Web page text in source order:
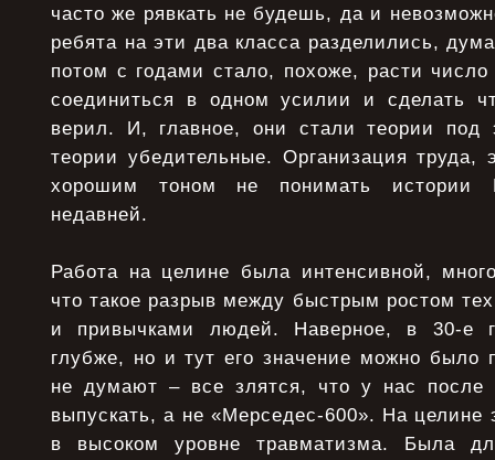
часто же рявкать не будешь, да и
ребята на эти два класса разделились,
потом с годами стало, похоже, расти
соединиться в одном усилии и сделать
верил. И, главное, они стали теории под
теории убедительные. Организация
хорошим тоном не понимать истории
недавней.
Работа на целине была интенсивной,
что такое разрыв между быстрым ростом
и привычками людей. Наверное, в 30-е
глубже, но и тут его значение можно было
не думают – все злятся, что у нас после
выпускать, а не «Мерседес-600». На целине
в высоком уровне травматизма. Была